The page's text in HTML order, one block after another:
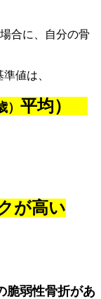
合に、自分の骨
値は、
） 平均）
が高い
脆弱性骨折があ